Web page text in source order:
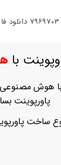
7969703 دانلود فایل
با
پاورپوینت
ساخت